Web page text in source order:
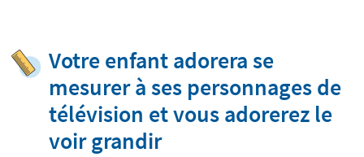
Votre enfant adorera se
mesurer à ses personnages de
télévision et vous adorerez le
voir grandir